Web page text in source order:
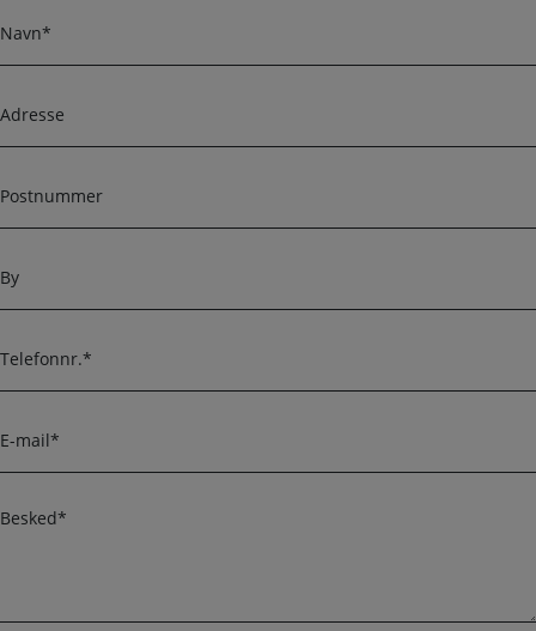
a
n
v
n
a
v
d
r
s
s
o
s
n
u
m
e
y
e
l
f
o
-
m
ie